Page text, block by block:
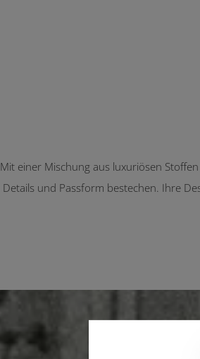
Mit einer Mischung aus luxuriösen
Details und Passform bestechen. Ihre